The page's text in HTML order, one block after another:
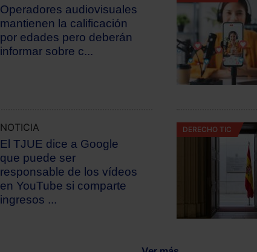
Operadores audiovisuales
mantienen la calificación
por edades pero deberán
informar sobre c...
NOTICIA
El TJUE dice a Google
que puede ser
responsable de los vídeos
en YouTube si comparte
ingresos ...
DERECHO TIC